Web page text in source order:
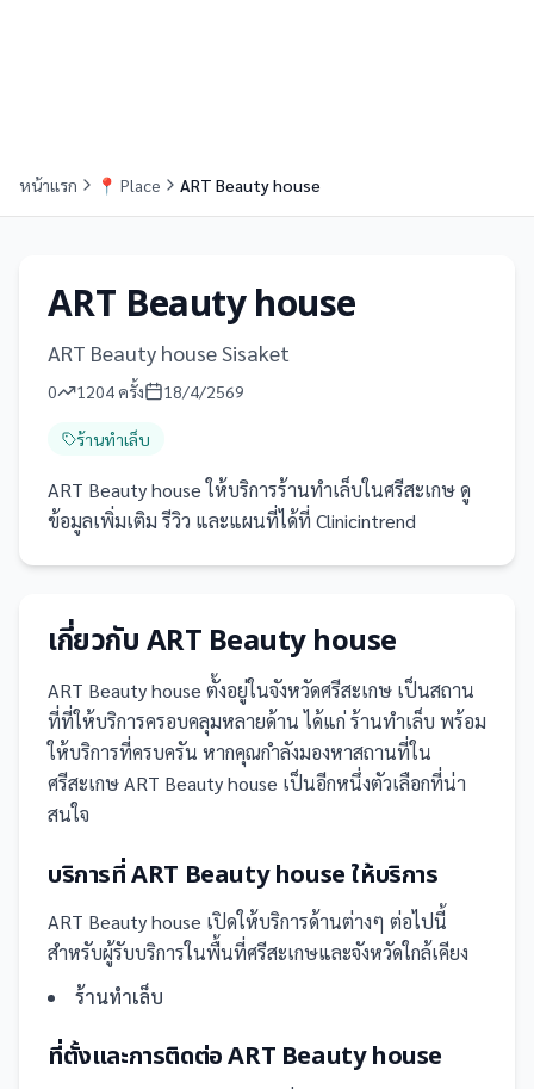
หน้าแรก 📍 Place ART Beauty house
ART Beauty house
ART Beauty house Sisaket
0 1204 ครั้ง 18/4/2569
ร้านทำเล็บ
ART Beauty house ให้บริการร้านทำเล็บในศรีสะเกษ ดู
ข้อมูลเพิ่มเติม รีวิว และแผนที่ได้ที่ Clinicintrend
เกี่ยวกับART Beauty house
ART Beauty house ตั้งอยู่ในจังหวัดศรีสะเกษ เป็นสถาน
ที่ที่ให้บริการครอบคลุมหลายด้าน ได้แก่ ร้านทำเล็บ พร้อม
ให้บริการที่ครบครัน หากคุณกำลังมองหาสถานที่ใน
ศรีสะเกษ ART Beauty house เป็นอีกหนึ่งตัวเลือกที่น่า
สนใจ
บริการที่ART Beauty house ให้บริการ
ART Beauty house เปิดให้บริการด้านต่างๆ ต่อไปนี้
สำหรับผู้รับบริการในพื้นที่ศรีสะเกษและจังหวัดใกล้เคียง
ร้านทำเล็บ
ที่ตั้งและการติดต่อART Beauty house